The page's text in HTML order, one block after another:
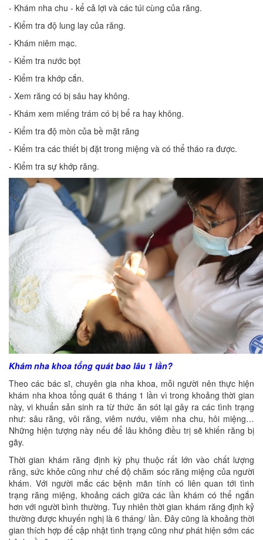
- Khám nha chu - kể cả lợi và các túi cùng của răng.
- Kiểm tra độ lung lay của răng.
- Khám niêm mạc.
- Kiểm tra nước bọt
- Kiểm tra khớp cắn.
- Xem răng có bị sâu hay không.
- Khám xem miếng trám có bị bể ra hay không.
- Kiểm tra độ mòn của bề mặt răng
- Kiểm tra các thiết bị đặt trong miệng và có thể tháo ra được.
- Kiểm tra sự khớp răng.
Khám nha khoa tổng quát bao lâu 1 lần?
Theo các bác sĩ, chuyên gia nha khoa, mỗi người nên thực hiện
khám nha khoa tổng quát 6 tháng 1 lần vì trong khoảng thời gian
này, vi khuẩn sản sinh ra từ thức ăn sót lại gây ra các tình trạng
như: sâu răng, vôi răng, viêm nướu, viêm nha chu, hôi miệng…
Những hiện tượng này nếu để lâu không điều trị sẽ khiến răng bị
gãy.
Thời gian khám răng định kỳ phụ thuộc rất lớn vào chất lượng
răng, sức khỏe cũng như chế độ chăm sóc răng miệng của người
khám. Với người mắc các bệnh mãn tính có liên quan tới tình
trạng răng miệng, khoảng cách giữa các lần khám có thể ngắn
hơn với người bình thường. Tuy nhiên thời gian khám răng định kỷ
thường được khuyến nghị là 6 tháng/ lần. Đây cũng là khoảng thời
gian thích hợp để cập nhật tình trạng cũng như phát hiện sớm các